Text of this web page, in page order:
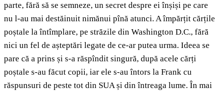
parte, fără să se semneze, un secret despre ei înșiși pe care
nu l-au mai destăinuit nimănui pînă atunci. A împărțit cărțile
poștale la întîmplare, pe străzile din Washington D.C., fără
nici un fel de așteptări legate de ce-ar putea urma. Ideea se
pare că a prins și s-a răspîndit singură, după acele cărți
poștale s-au făcut copii, iar ele s-au întors la Frank cu
răspunsuri de peste tot din SUA și din întreaga lume. În mai